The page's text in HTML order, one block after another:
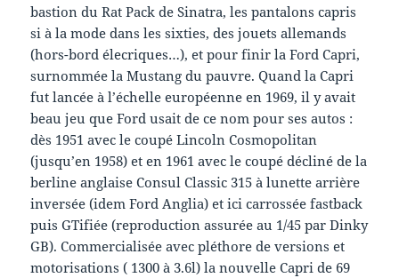
bastion du Rat Pack de Sinatra, les pantalons capris
si à la mode dans les sixties, des jouets allemands
(hors-bord élecriques…), et pour finir la Ford Capri,
surnommée la Mustang du pauvre. Quand la Capri
fut lancée à l’échelle européenne en 1969, il y avait
beau jeu que Ford usait de ce nom pour ses autos :
dès 1951 avec le coupé Lincoln Cosmopolitan
(jusqu’en 1958) et en 1961 avec le coupé décliné de la
berline anglaise Consul Classic 315 à lunette arrière
inversée (idem Ford Anglia) et ici carrossée fastback
puis GTifiée (reproduction assurée au 1/45 par Dinky
GB). Commercialisée avec pléthore de versions et
motorisations ( 1300 à 3.6l) la nouvelle Capri de 69